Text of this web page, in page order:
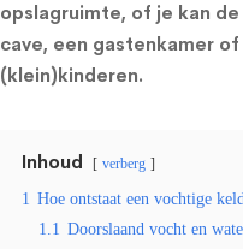
opslagruimte, of je kan
cave, een gastenkamer
(klein)kinderen.
Inhoud verberg
1 Hoe ontstaat een vochtige
1.1 Doorslaand vocht en